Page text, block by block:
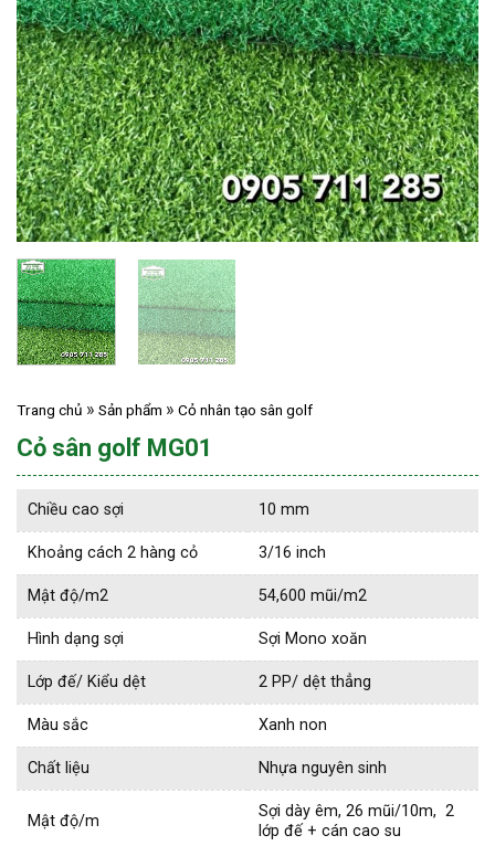
Trang chủ Sản phẩm Cỏ nhân tạo sân golf
Cỏ sân golf MG01
Chiều cao sợi 10 mm
Khoảng cách 2 hàng cỏ 3/16 inch
Mật độ/m2 54,600 mũi/m2
Hình dạng sợi Sợi Mono xoăn
Lớp đế/ Kiểu dệt 2 PP/ dệt thẳng
Màu sắc Xanh non
Chất liệu Nhựa nguyên sinh
Mật độ/m
Sợi dày êm, 26 mũi/10m, 2
lớp đế + cán cao su